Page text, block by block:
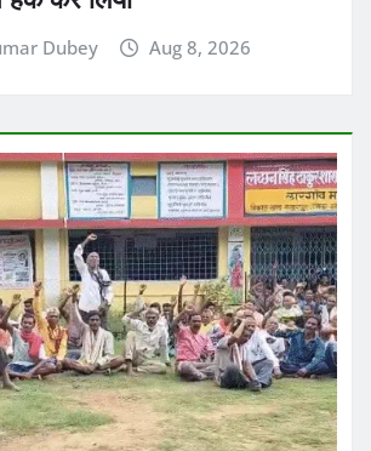
न्यूज़ राज्य
जिले में 3 ग्रामीणों की जान लेने
मौत हो गई
Dubey Aug 8, 2026